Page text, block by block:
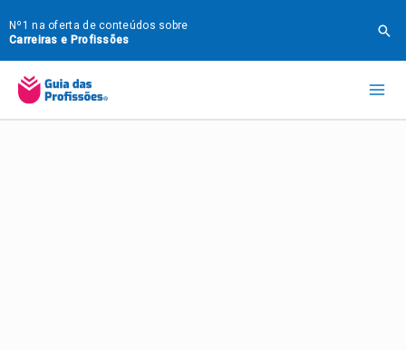
para
o
conteúdo
Nº1 na oferta de conteúdos sobre
Carreiras e Profissões